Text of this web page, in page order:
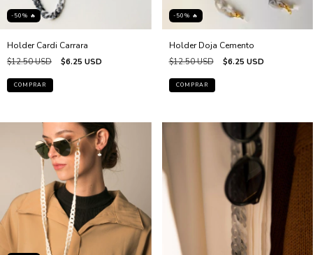
-50% 🔥
Holder Cardi Carrara
$12.50 USD $6.25 USD
-50% 🔥
Holder Doja Cemento
$12.50 USD $6.25 USD